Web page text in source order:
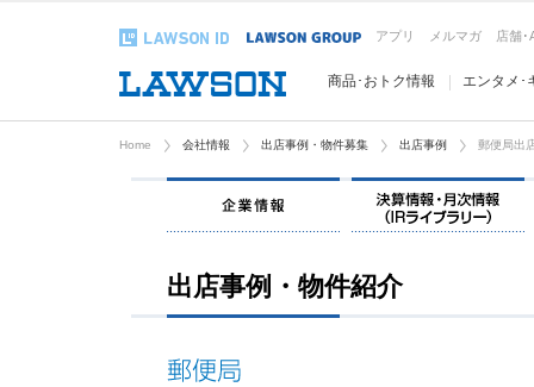
アプリ メルマガ 店舗･
商品･おトク情報 エンタメ･
Home 会社情報 出店事例・物件募集 出店事例 郵便局出
企業情報
出店事例・物件紹介